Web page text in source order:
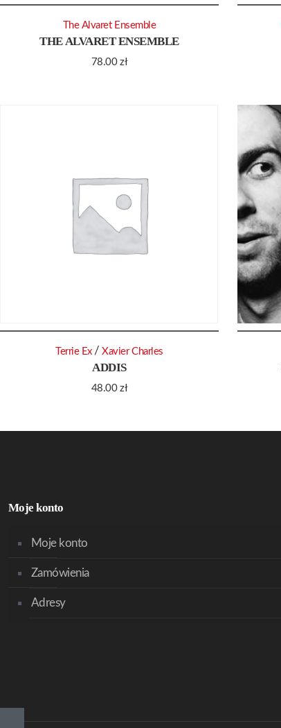
THE ALVARET ENSEMBLE
78.00zł
The Alvaret Ensemble
ADDIS
48.00zł
Terrie Ex /Xavier Charles
Moje konto
Moje konto
Zamówienia
Adresy